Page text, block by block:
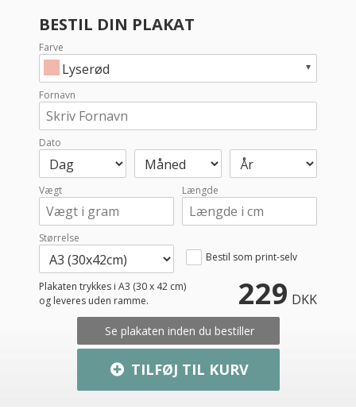
BESTIL DIN PLAKAT
Farve
Lyserød
Fornavn
Dato
Vægt Længde
Størrelse
Bestil som print-selv
Plakaten trykkes i A3 (30 x 42 cm)
og leveres uden ramme.
229 DKK
Se plakaten inden du bestiller
TILFØJ TIL KURV